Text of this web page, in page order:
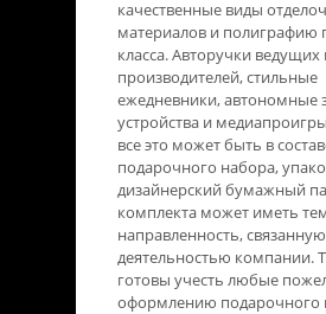
качественные виды
материалов и полиграфию
класса. Авторучки
производителей, стильные
ежедневники, автономные
устройства и
все это может быть в
подарочного набора,
дизайнерский бумажный
комплекта может иметь
направленность,
деятельностью компании.
готовы учесть любые
оформлению подарочного